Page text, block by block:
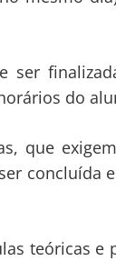
ser
do
que
concluída
teóricas